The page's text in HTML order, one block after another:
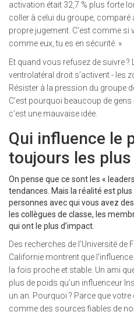
activation était 32,7 % plus forte
coller à celui du groupe, comparé
propre jugement. C’est comme si
comme eux, tu es en sécurité. »
Et quand vous refusez de suivre ?
ventrolatéral droit s’activent - les
Résister à la pression du groupe
C’est pourquoi beaucoup de
c’est une mauvaise idée.
Qui influence le
toujours les
On pense que ce sont les «
tendances. Mais la réalité est
personnes avec qui vous avez
les collègues de classe, les
qui ont le plus d’impact.
Des recherches de l’Université de
Californie montrent que
la fois proche et stable. Un ami
plus de poids qu’un influenceur
un an. Pourquoi ? Parce que
comme des sources fiables de